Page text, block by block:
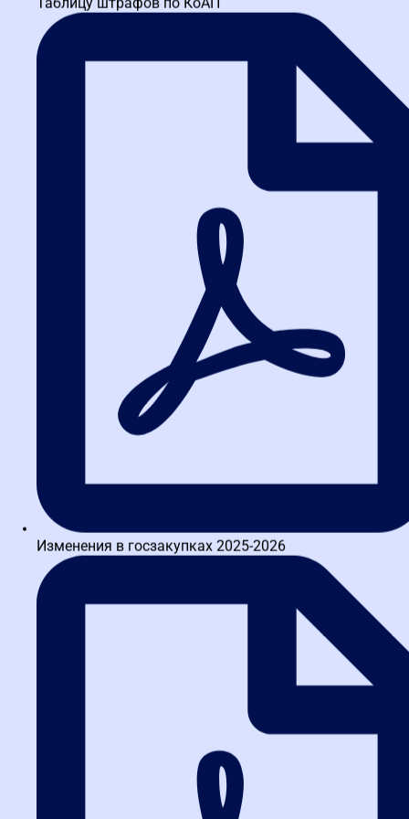
документ.
Не бойтесь вносить изменения.
Законодательство
возникновении объективных причин. Главное — делать
это своевременно и в строгом соответствии с
регламентом. Чтобы отработать такие ситуации в
вебинары по 44-
Повышение квалификации как
инвестиция в безупречное
Законодательство о контрактной системе меняется постоянно.
То, что было актуально вчера, сегодня может стать нарушением.
Поэтому регулярное повышение квалификации — это не прихоть,
а необходимость. Профессионал, который владеет актуальными
знаниями, не только избегает штрафов, но и строит закупочную
деятельность как инструмент достижения стратегических целей.
Высшая школа закупок предлагает системный подход к
обучению. Наши программы разработаны практикующими
экспертами. Они сочетают глубокую теорию с разбором
реальных кейсов. Это позволяет слушателям не просто
курсы по 223-ФЗ для заказчиков.
Такой подход формирует образ надежного специалиста,
способного оптимизировать бюджет, минимизировать риски и
эффективно управлять закупочным циклом. Карьерные
перспективы для таких профессионалов обширны: от работы в
государственных и муниципальных органах до крупных
корпораций и собственного консалтингового бизнеса.
Часто задаваемые вопросы
1. Что будет, если не разместить
план-график в ЕИС вовремя?
Это грубое нарушение. Заказчику грозит административный
штраф по ст. 7.30 КоАП РФ. Для должностных лиц он составляет
от 15 000 до 30 000 рублей, для юридических — от 50 000 до 100
Изменения в госзакупках 2025-2026